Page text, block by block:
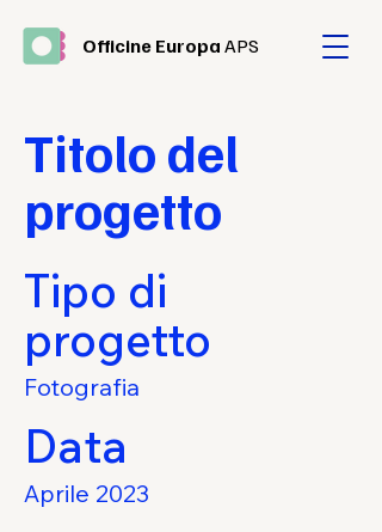
Officine Europa APS
Titolo del
progetto
Tipo di
progetto
Fotografia
Data
Aprile 2023